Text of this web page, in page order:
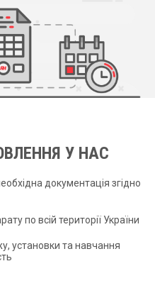
У НАС
документація згідно
по всій території України
установки та навчання